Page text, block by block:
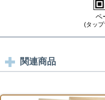
ペ
(タッ
関連商品